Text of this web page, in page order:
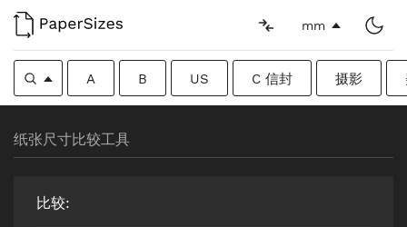
mm
A B US C 信封 摄影
纸张尺寸比较工具
比较: